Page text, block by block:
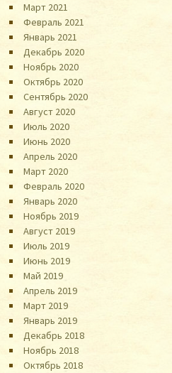
Март 2021
Февраль 2021
Январь 2021
Декабрь 2020
Ноябрь 2020
Октябрь 2020
Сентябрь 2020
Август 2020
Июль 2020
Июнь 2020
Апрель 2020
Март 2020
Февраль 2020
Январь 2020
Ноябрь 2019
Август 2019
Июль 2019
Июнь 2019
Май 2019
Апрель 2019
Март 2019
Январь 2019
Декабрь 2018
Ноябрь 2018
Октябрь 2018